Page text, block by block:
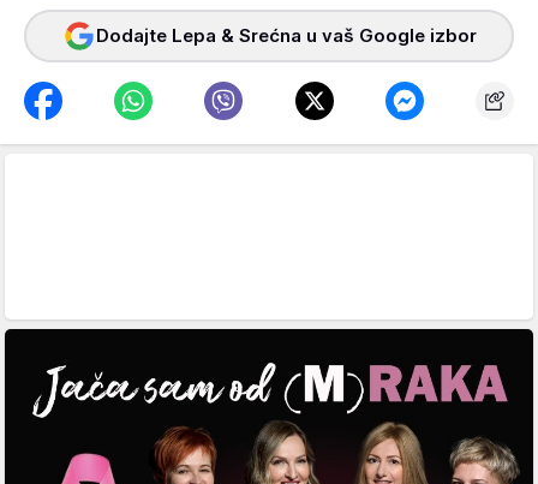
Dodajte Lepa & Srećna u vaš Google izbor